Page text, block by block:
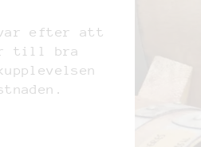
efter att
till bra